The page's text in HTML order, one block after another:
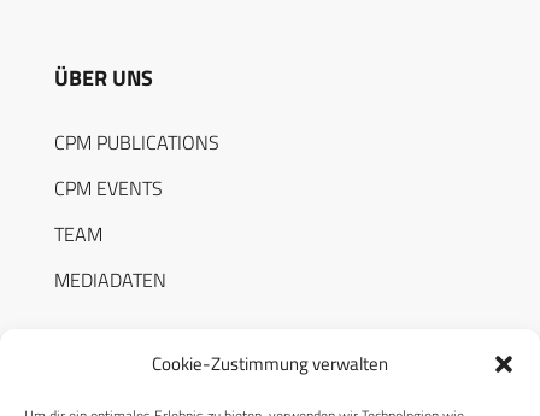
Cookie-Zustimmung verwalten
ÜBER UNS
CPM PUBLICATIONS
CPM EVENTS
TEAM
MEDIADATEN